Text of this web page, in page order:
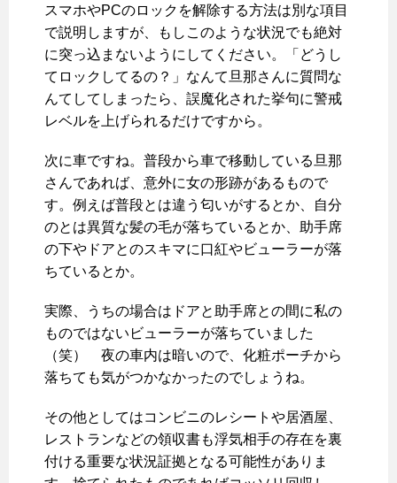
スマホやPCのロックを解除する方法は別な項目
で説明しますが、もしこのような状況でも絶対
に突っ込まないようにしてください。「どうし
てロックしてるの？」なんて旦那さんに質問な
んてしてしまったら、誤魔化された挙句に警戒
レベルを上げられるだけですから。
次に車ですね。普段から車で移動している旦那
さんであれば、意外に女の形跡があるもので
す。例えば普段とは違う匂いがするとか、自分
のとは異質な髪の毛が落ちているとか、助手席
の下やドアとのスキマに口紅やビューラーが落
ちているとか。
実際、うちの場合はドアと助手席との間に私の
ものではないビューラーが落ちていました
（笑） 夜の車内は暗いので、化粧ポーチから
落ちても気がつかなかったのでしょうね。
その他としてはコンビニのレシートや居酒屋、
レストランなどの領収書も浮気相手の存在を裏
付ける重要な状況証拠となる可能性がありま